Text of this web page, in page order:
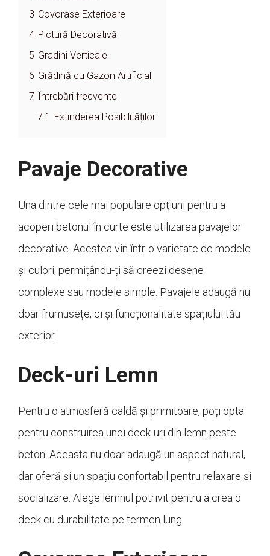
3 Covorase Exterioare
4 Pictură Decorativă
5 Gradini Verticale
6 Grădină cu Gazon Artificial
7 Întrebări frecvente
7.1 Extinderea Posibilităților
Pavaje Decorative
Una dintre cele mai populare opțiuni pentru a
acoperi betonul în curte este utilizarea pavajelor
decorative. Acestea vin într-o varietate de modele
și culori, permițându-ți să creezi desene
complexe sau modele simple. Pavajele adaugă nu
doar frumusețe, ci și funcționalitate spațiului tău
exterior.
Deck-uri Lemn
Pentru o atmosferă caldă și primitoare, poți opta
pentru construirea unei deck-uri din lemn peste
beton. Aceasta nu doar adaugă un aspect natural,
dar oferă și un spațiu confortabil pentru relaxare și
socializare. Alege lemnul potrivit pentru a crea o
deck cu durabilitate pe termen lung.